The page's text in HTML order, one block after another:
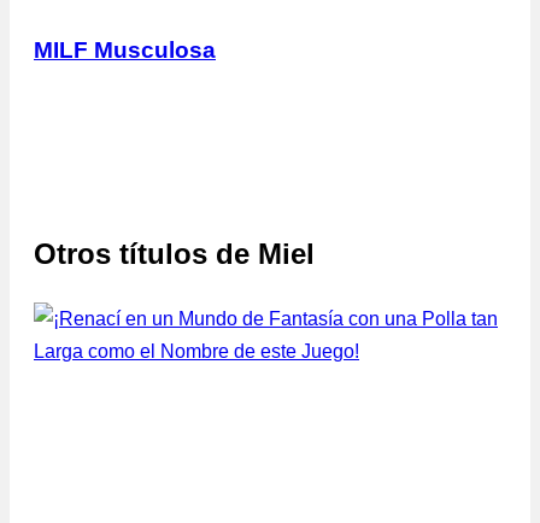
MILF Musculosa
Otros títulos de Miel